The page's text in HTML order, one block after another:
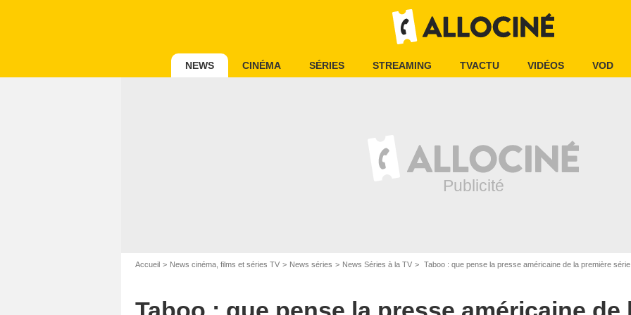
NEWS CINÉMA SÉRIES STREAMING TVACTU VIDÉOS VOD
Accueil News cinéma, films et séries TV News séries News Séries à la TV Taboo : que pense la presse américaine de la première